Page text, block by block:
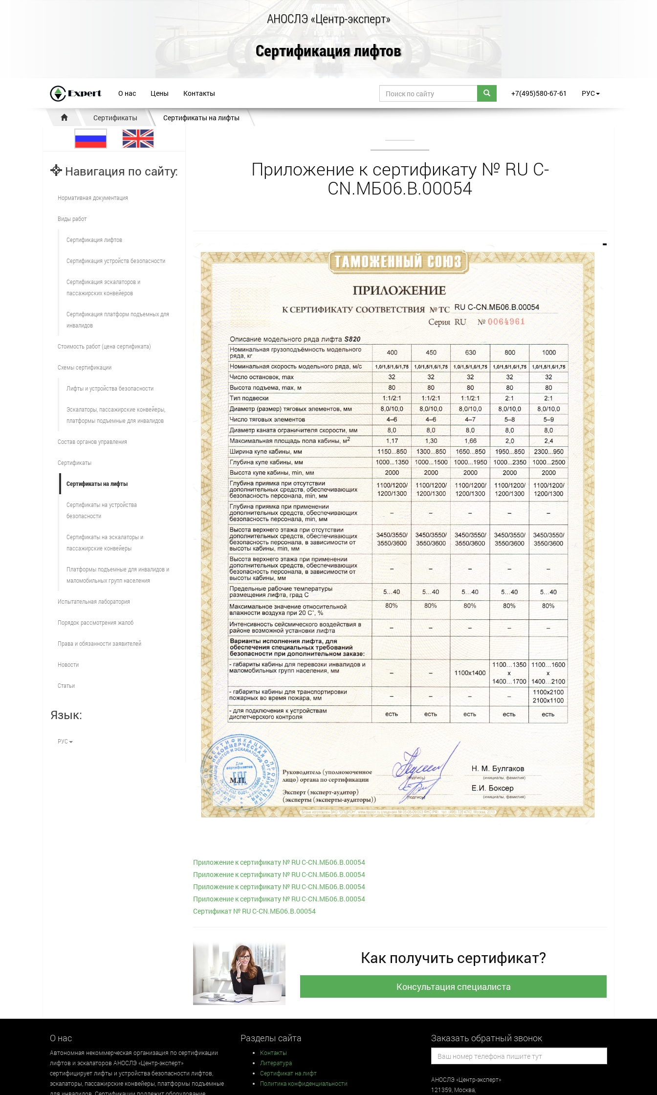
АНОСЛЭ «Центр-эксперт»
Сертификация лифтов
О нас Цены Контакты +7(495)580-67-61 РУС
Сертификаты Сертификаты на лифты
Приложение к cертификату № RU С-
CN.МБ06.В.00054
Приложение к cертификату № RU С-CN.МБ06.В.00054
Приложение к cертификату № RU С-CN.МБ06.В.00054
Приложение к cертификату № RU С-CN.МБ06.В.00054
Приложение к cертификату № RU С-CN.МБ06.В.00054
Сертификат № RU С-CN.МБ06.В.00054
Как получить сертификат?
Консультация специалиста
Навигация по сайту:
Нормативная документация
Виды работ
Сертификация лифтов
Сертификация устройств безопасности
Сертификация эскалаторов и
пассажирских конвейеров
Сертификация платформ подъемных для
инвалидов
Стоимость работ (цена сертификата)
Схемы сертификации
Лифты и устройства безопасности
Эскалаторы, пассажирские конвейеры,
платформы подъемные для инвалидов
Состав органов управления
Сертификаты
Сертификаты на лифты
Сертификаты на устройства
безопасности
Сертификаты на эскалаторы и
пассажирские конвейеры
Платформы подъемные для инвалидов и
маломобильных групп населения
Испытательная лаборатория
Порядок рассмотрения жалоб
Права и обязанности заявителей
Новости
Статьи
Язык:
РУС
О нас
Автономная некоммерческая организация по сертификации
лифтов и эскалаторов АНОСЛЭ «Центр-эксперт»
сертифицирует лифты и устройства безопасности лифтов,
эскалаторы, пассажирские конвейеры, платформы подъемные
Разделы сайта
Контакты
Литература
Сертификат на лифт
Политика конфиденциальности
Заказать обратный звонок
АНОСЛЭ «Центр-эксперт»
121359 Москва